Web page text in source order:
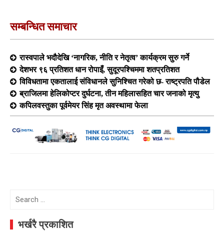
सम्बन्धित समाचार
रास्वपाले भदौदेखि ‘नागरिक, नीति र नेतृत्व’ कार्यक्रम सुरु गर्ने
देशभर ९६ प्रतिशत धान रोपाइँ, सुदूरपश्चिममा शतप्रतिशत
विविधतामा एकतालाई संविधानले सुनिश्चित गरेको छ- राष्ट्रपति पौडेल
ब्राजिलमा हेलिकोप्टर दुर्घटना, तीन महिलासहित चार जनाको मृत्यु
कपिलवस्तुका पूर्वमेयर सिंह मृत अवस्थामा फेला
Search
भर्खरै प्रकाशित